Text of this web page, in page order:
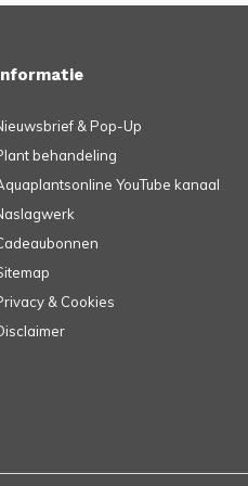
& Pop-Up
behandeling
YouTube kanaal
& Cookies